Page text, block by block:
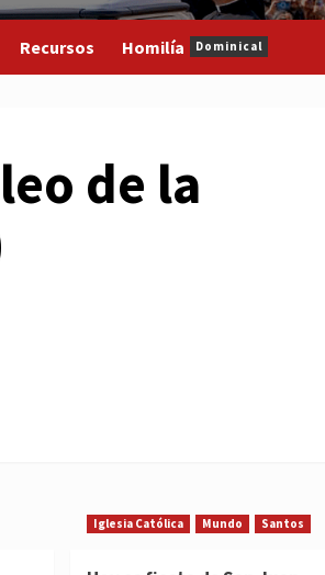
Recursos Homilía Dominical
de la
Iglesia Católica Mundo Santos